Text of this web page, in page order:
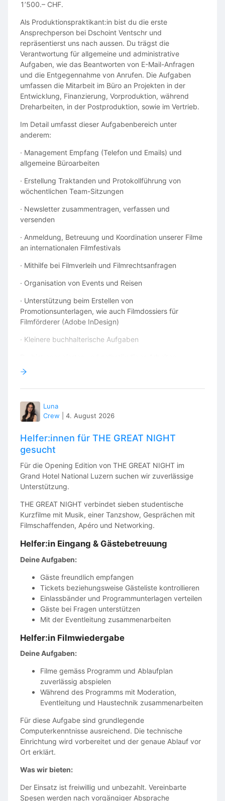
1’500.– CHF.
Als Produktionspraktikant:in bist du die erste
Ansprechperson bei Dschoint Ventschr und
repräsentierst uns nach aussen. Du trägst die
Verantwortung für allgemeine und administrative
Aufgaben, wie das Beantworten von E-Mail-Anfragen
und die Entgegennahme von Anrufen. Die Aufgaben
umfassen die Mitarbeit im Büro an Projekten in der
Entwicklung, Finanzierung, Vorproduktion, während
Dreharbeiten, in der Postproduktion, sowie im Vertrieb.
Im Detail umfasst dieser Aufgabenbereich unter
anderem:
· Management Empfang (Telefon und Emails) und
allgemeine Büroarbeiten
· Erstellung Traktanden und Protokollführung von
wöchentlichen Team-Sitzungen
· Newsletter zusammentragen, verfassen und
versenden
· Anmeldung, Betreuung und Koordination unserer Filme
an internationalen Filmfestivals
· Mithilfe bei Filmverleih und Filmrechtsanfragen
· Organisation von Events und Reisen
· Unterstützung beim Erstellen von
Promotionsunterlagen, wie auch Filmdossiers für
Filmförderer (Adobe InDesign)
· Kleinere buchhalterische Aufgaben
gewohnt und konntest bereits Erfahrung im
Du bist zuvorkommend, pflichtbewusst und bleibst in
gängigen Computerprogrammen (MS-Office, Adobe
Creative Suite, etc.) aus und verfügst über eine gute
Du sprichst fliessend Englisch und kannst dich auf
Dann würden wir uns über deine Bewerbung freuen.
(inkl. Bewerbungsschreiben, Lebenslauf, Diplomen und
Zeugnissen) bis spätestens 16.08.2026 an
office@dvfilm.ch.
Luna
Crew
4. August 2026
Helfer:innen für THE GREAT NIGHT
gesucht
Für die Opening Edition von THE GREAT NIGHT im
Grand Hotel National Luzern suchen wir zuverlässige
Unterstützung.
THE GREAT NIGHT verbindet sieben studentische
Kurzfilme mit Musik, einer Tanzshow, Gesprächen mit
Filmschaffenden, Apéro und Networking.
Helfer:in Eingang & Gästebetreuung
Deine Aufgaben:
Gäste freundlich empfangen
Tickets beziehungsweise Gästeliste kontrollieren
Einlassbänder und Programmunterlagen verteilen
Gäste bei Fragen unterstützen
Mit der Eventleitung zusammenarbeiten
Helfer:in Filmwiedergabe
Deine Aufgaben:
Filme gemäss Programm und Ablaufplan
zuverlässig abspielen
Während des Programms mit Moderation,
Eventleitung und Haustechnik zusammenarbeiten
Für diese Aufgabe sind grundlegende
Computerkenntnisse ausreichend. Die technische
Einrichtung wird vorbereitet und der genaue Ablauf vor
Ort erklärt.
Was wir bieten:
Der Einsatz ist freiwillig und unbezahlt. Vereinbarte
Spesen werden nach vorgängiger Absprache